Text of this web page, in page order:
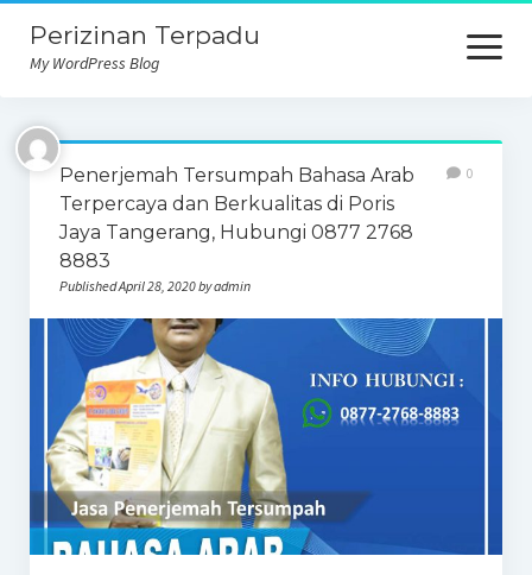
Perizinan Terpadu
My WordPress Blog
open
menu
Penerjemah Tersumpah Bahasa Arab
Terpercaya dan Berkualitas di Poris
Jaya Tangerang, Hubungi 0877 2768
8883
Published April 28, 2020 by admin
0